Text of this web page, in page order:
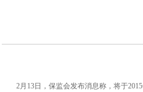
2月13日，保监会发布消息称，将于2015